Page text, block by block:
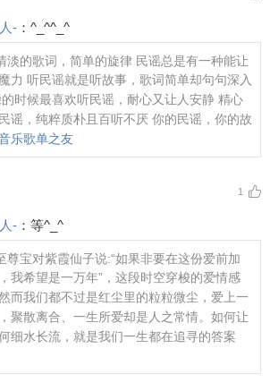
- ： ^_^^_^
淡的歌词，简单的旋律 民谣总是有一种能让
力 听民谣就是听故事，歌词简单却句句深入
时候最喜欢听民谣，耐心又让人安静 精心
谣，纯粹质朴且百听不厌 你的民谣，你的故
乐歌单之友
1
- ： 等^_^
尊宝对紫霞仙子说:“如果非要在这份爱前加
我希望是一万年”，这段时空穿梭的爱情感
而我们都不过是红尘里的粒粒微尘，爱上一
聚散离合、一生所爱却是人之常情。如何让
细水长流，就是我们一生都在追寻的答案